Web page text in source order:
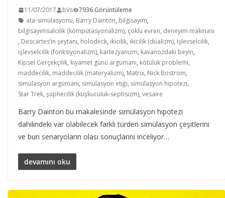
11/07/2017 bVs
7936 Görüntüleme
ata-simülasyonu, Barry Dainton, bilgisayım,
bilgisayımsalcılık (kompütasyonalizm), çoklu evren, deneyim makinası
, Descartes’ın şeytanı, holodeck, ikicilik, ikicilik (düalizm), işlevselcilik,
işlevselcilik (fonksiyonalizm), kartezyanizm, kavanozdaki beyin,
Kipsel Gerçekçilik, kıyamet günü argümanı, kötülük problemi,
maddecilik, maddecilik (materyalizm), Matrix, Nick Bostrom,
simülasyon argümanı, simülasyon etiği, simülasyon hipotezi,
Star Trek, şüphecilik (kuşkuculuk-septisizm), vesaire
Barry Dainton bu makalesinde simülasyon hipotezi
dahilindeki var olabilecek farklı türden simülasyon çeşitlerini
ve bun senaryoların olası sonuçlarını inceliyor…
devamını oku